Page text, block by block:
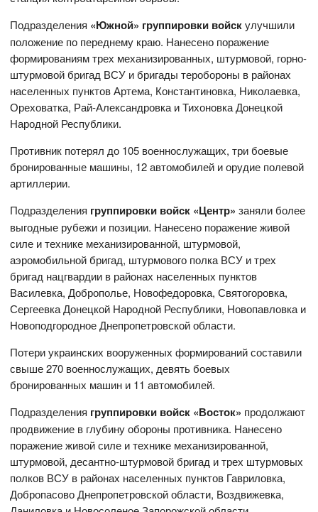
Подразделения «Южной» группировки войскулучшили
положение по переднему краю. Нанесено поражение
формированиям трех механизированных, штурмовой, горно-
штурмовой бригад ВСУ и бригады теробороны в районах
населенных пунктов Артема, Константиновка, Николаевка,
Ореховатка, Рай-Александровка и Тихоновка Донецкой
Народной Республики.
Противник потерял до 105 военнослужащих, три боевые
бронированные машины, 12 автомобилей и орудие полевой
артиллерии.
Подразделения группировки войск «Центр» заняли более
выгодные рубежи и позиции. Нанесено поражение живой
силе и технике механизированной, штурмовой,
аэромобильной бригад, штурмового полка ВСУ и трех
бригад нацгвардии в районах населенных пунктов
Василевка, Доброполье, Новофедоровка, Святогоровка,
Сергеевка Донецкой Народной Республики, Новопавловка и
Новоподгородное Днепропетровской области.
Потери украинских вооруженных формирований составили
свыше 270 военнослужащих, девять боевых
бронированных машин и 11 автомобилей.
Подразделения группировки войск «Восток» продолжают
продвижение в глубину обороны противника. Нанесено
поражение живой силе и технике механизированной,
штурмовой, десантно-штурмовой бригад и трех штурмовых
полков ВСУ в районах населенных пунктов Гавриловка,
Добропасово Днепропетровской области, Воздвижевка,